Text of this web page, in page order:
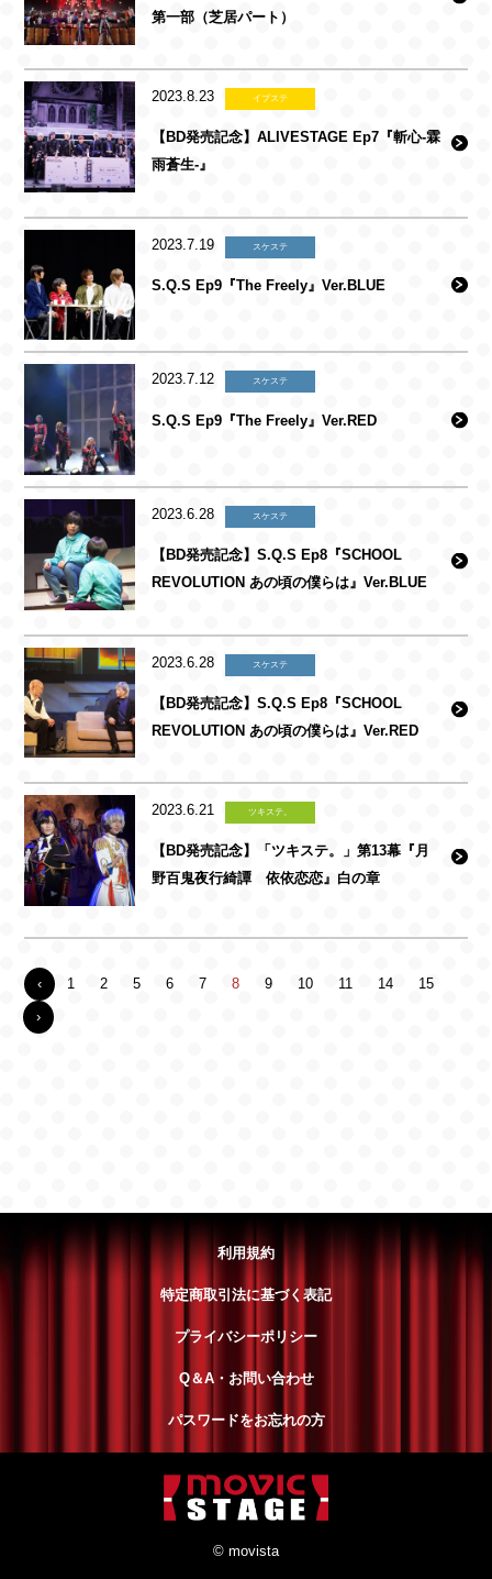
第一部（芝居パート）
2023.8.23 イブステ
【BD発売記念】ALIVESTAGE Ep7『斬心-霖
雨蒼生-』
2023.7.19 スケステ
S.Q.S Ep9『The Freely』Ver.BLUE
2023.7.12 スケステ
S.Q.S Ep9『The Freely』Ver.RED
2023.6.28 スケステ
【BD発売記念】S.Q.S Ep8『SCHOOL
REVOLUTION あの頃の僕らは』Ver.BLUE
2023.6.28 スケステ
【BD発売記念】S.Q.S Ep8『SCHOOL
REVOLUTION あの頃の僕らは』Ver.RED
2023.6.21 ツキステ。
【BD発売記念】「ツキステ。」第13幕『月
野百鬼夜行綺譚 依依恋恋』白の章
‹ 1 2 5 6 7 8 9 10 11 14
15
›
利用規約
特定商取引法に基づく表記
プライバシーポリシー
Q＆A・お問い合わせ
パスワードをお忘れの方
© movista